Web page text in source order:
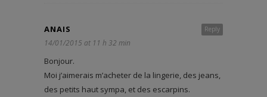
Reply
ANAIS
14/01/2015 at 11 h 32 min
Bonjour.
Moi j’aimerais m’acheter de la lingerie, des jeans,
des petits haut sympa, et des escarpins.